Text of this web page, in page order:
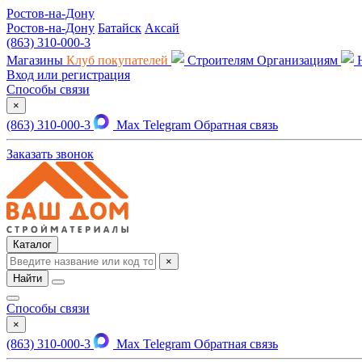
Ростов-на-Дону
Ростов-на-Дону Батайск Аксай
(863) 310-000-3
Магазины Клуб покупателей Строителям Организациям
Вход или регистрация
Способы связи
×
(863) 310-000-3 Max Telegram Обратная связь
Заказать звонок
Каталог
×
Найти
Способы связи
×
(863) 310-000-3 Max Telegram Обратная связь